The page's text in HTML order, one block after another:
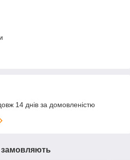
14 днів за домовленістю